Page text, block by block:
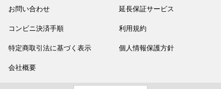
お問い合わせ 延長保証サービス
コンビニ決済手順 利用規約
特定商取引法に基づく表示 個人情報保護方針
会社概要